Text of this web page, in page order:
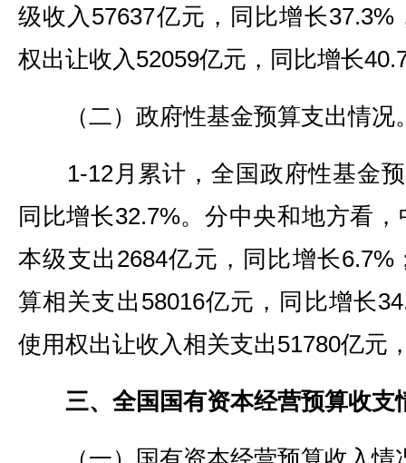
级收入57637亿元，同比增长
权出让收入52059亿元，同比增长
（二）政府性基金预算支出情况
1-12月累计，全国政府性基金预
同比增长32.7%。分中央和地方看
本级支出2684亿元，同比增长
算相关支出58016亿元，同比增长
使用权出让收入相关支出51780亿元
三、全国国有资本经营预算收支